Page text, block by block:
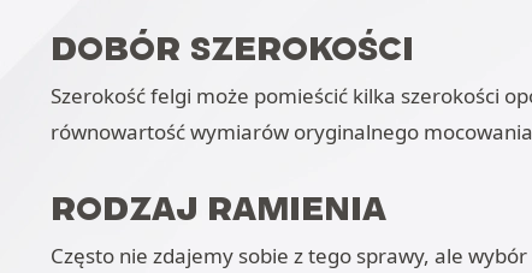
DOBÓR SZEROKOŚCI
Szerokość felgi może pomieścić kilka szerokości
równowartość wymiarów oryginalnego
RODZAJ RAMIENIA
Często nie zdajemy sobie z tego sprawy, ale